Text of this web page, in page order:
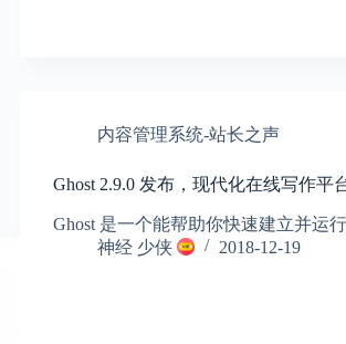
内容管理系统-站长之声
Ghost 2.9.0 发布，现代化在线写作平
Ghost 是一个能帮助你快速建立并运
神经 少侠
2018-12-19